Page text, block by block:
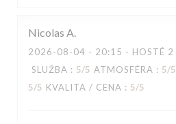
Nicolas A
2026-08-04 - 20:15 - HOSTÉ 2
SLUŽBA : 5/5 ATMOSFÉRA : 5/5
5/5 KVALITA / CENA : 5/5